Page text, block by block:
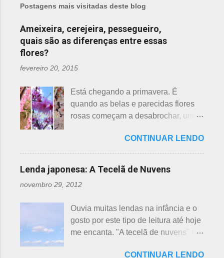
Postagens mais visitadas deste blog
Ameixeira, cerejeira, pessegueiro,
quais são as diferenças entre essas
flores?
fevereiro 20, 2015
Está chegando a primavera. É
quando as belas e parecidas flores
rosas começam a desabrochar, uma
fevereiro, a segunda em março e, no
final de março até abril, as cerejeiras.
Lembrando que o clima pode
ou atrasando a florescência. Também
identificação ou com o nome das
flores, pelas cores e algumas
semelhanças. Saiba como identificar
CONTINUAR LENDO
Lenda japonesa: A Tecelã de Nuvens
novembro 29, 2012
Ouvia muitas lendas na infância e o
gosto por este tipo de leitura até hoje
me encanta. "A tecelã de nuvens" é
japonesas e - embora muitos
CONTINUAR LENDO